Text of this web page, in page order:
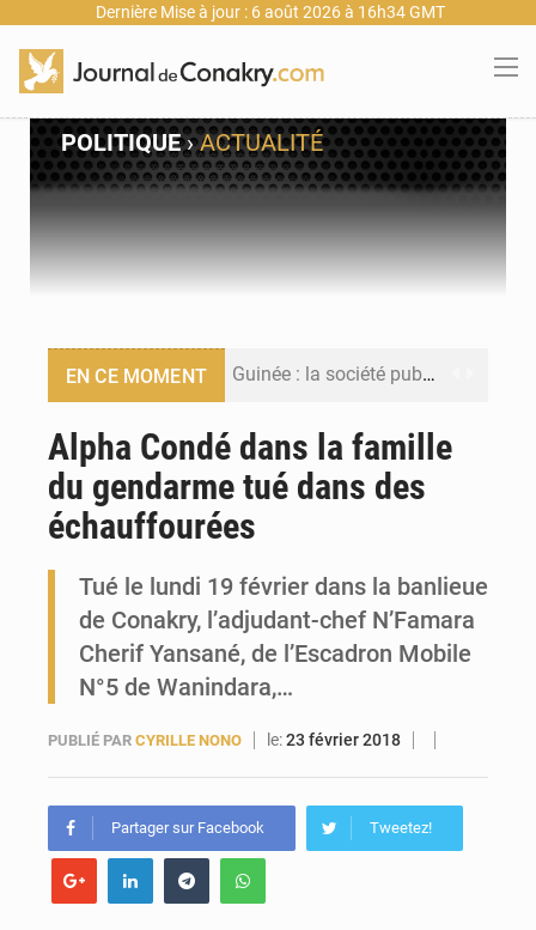
Dernière Mise à jour : 6 août 2026 à 16h34 GMT
POLITIQUE›ACTUALITÉ
EN CE MOMENT Guinée : la société publique Nimba Mining Company signe sa première convention minière
Guinée : lancement du Club des financeurs pour faciliter l’accès des PME aux financements
Guinée : 23 personnes interpellées après les affrontements entre Bankoumana et Djoma Balandou à Mandiana
Forces Vives en Guinée : la coalition critique la gestion de Mamadi Doumbouya
Alpha Condé dans la famille
du gendarme tué dans des
échauffourées
Tué le lundi 19 février dans la banlieue
de Conakry, l’adjudant-chef N’Famara
Cherif Yansané, de l’Escadron Mobile
N°5 de Wanindara,…
PUBLIÉ PAR CYRILLE NONO le:23 février 2018
Partager sur Facebook Tweetez!